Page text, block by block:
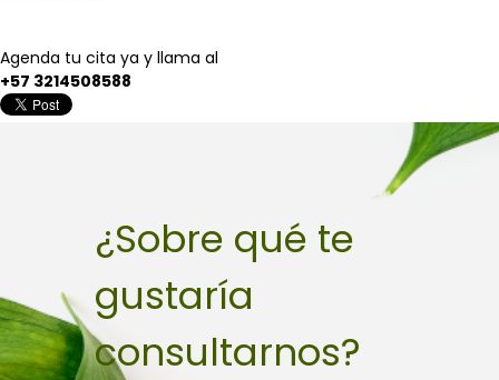
Agenda tu cita ya y llama al
+57 3214508588
¿Sobre qué te
gustaría
consultarnos?